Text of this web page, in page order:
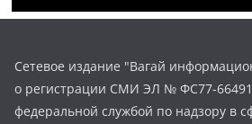
Сетевое издание "Вагай
о регистрации СМИ ЭЛ № ФС77-
федеральной службой по надзору в